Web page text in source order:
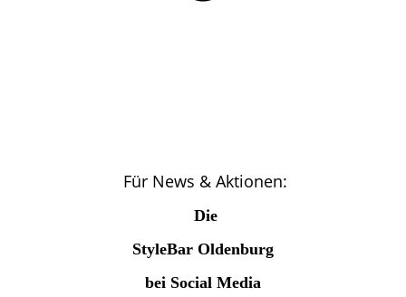
Für News & Aktionen:
Die
StyleBar Oldenburg
bei Social Media